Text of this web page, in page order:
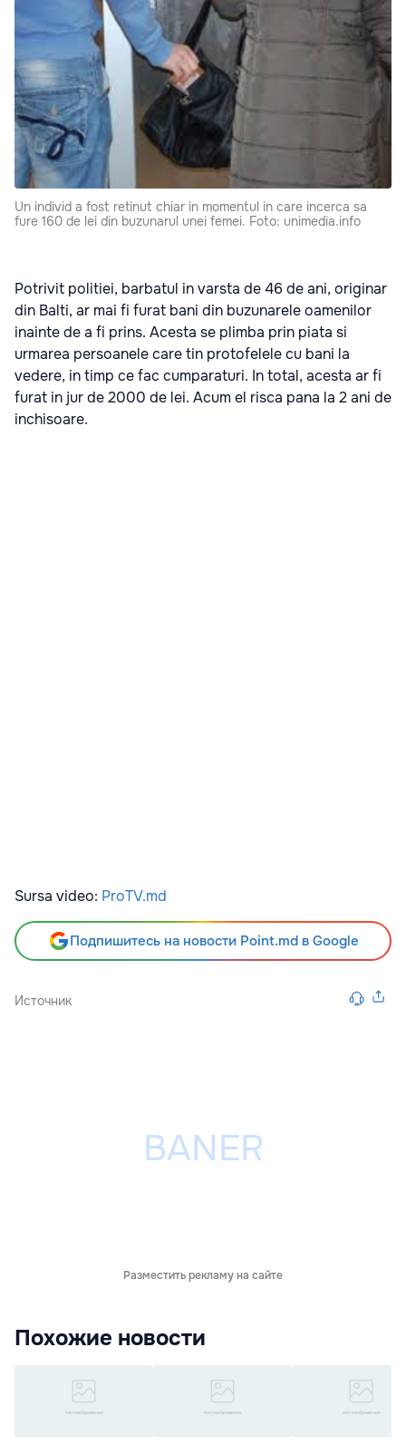
Un individ a fost retinut chiar in momentul in care incerca sa
fure 160 de lei din buzunarul unei femei. Foto: unimedia.info
Potrivit politiei, barbatul in varsta de 46 de ani, originar
din Balti, ar mai fi furat bani din buzunarele oamenilor
inainte de a fi prins. Acesta se plimba prin piata si
urmarea persoanele care tin protofelele cu bani la
vedere, in timp ce fac cumparaturi. In total, acesta ar fi
furat in jur de 2000 de lei. Acum el risca pana la 2 ani de
inchisoare.
Sursa video: ProTV.md
Подпишитесь на новости Point.md в Google
Источник
Разместить рекламу на сайте
Похожие новости